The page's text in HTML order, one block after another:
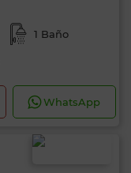
1 Baño
WhatsApp